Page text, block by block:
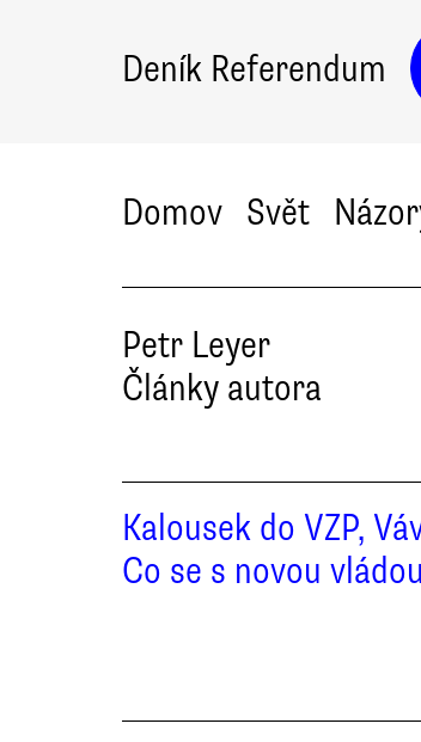
Deník Referendum
Domov Svět
Petr Leyer
Články autora
Kalousek do VZP,
Co se s novou